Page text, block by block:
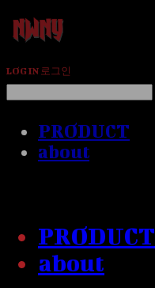
LOG IN 로그인
PRODUCT
about
PRODUCT
about